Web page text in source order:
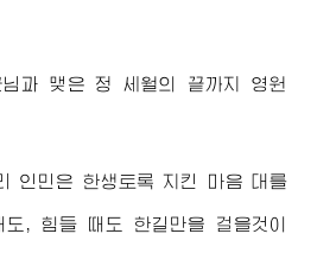
과 맺은 정 세월의 끝까지 영원
인민은 한생토록 지킨 마음 대를
, 힘들 때도 한길만을 걸을것이